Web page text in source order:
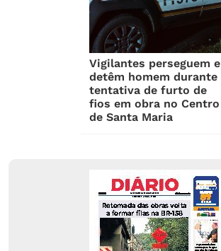
Vigilantes perseguem e
detêm homem durante
tentativa de furto de
fios em obra no Centro
de Santa Maria